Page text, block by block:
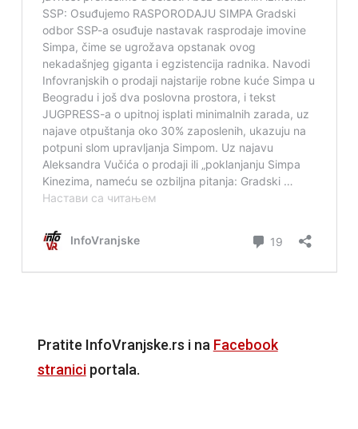
Pratite InfoVranjske.rs i na Facebook
straniciportala.